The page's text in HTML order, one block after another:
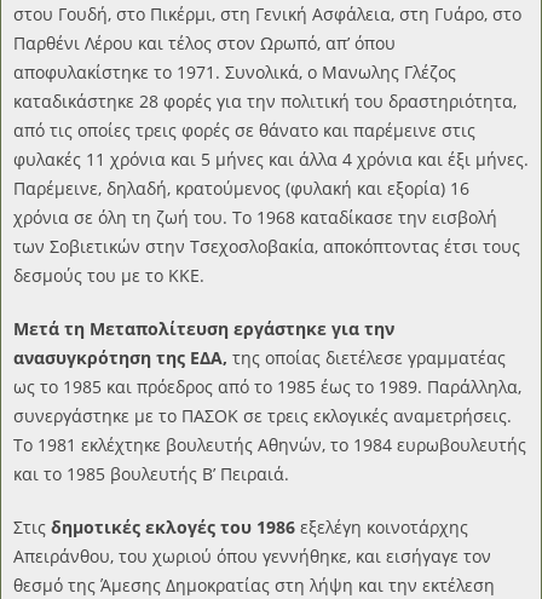
στου Γουδή, στο Πικέρμι, στη Γενική Ασφάλεια, στη Γυάρο, στο
Παρθένι Λέρου και τέλος στον Ωρωπό, απ’ όπου
αποφυλακίστηκε το 1971. Συνολικά, ο Μανωλης Γλέζος
καταδικάστηκε 28 φορές για την πολιτική του δραστηριότητα,
από τις οποίες τρεις φορές σε θάνατο και παρέμεινε στις
φυλακές 11 χρόνια και 5 μήνες και άλλα 4 χρόνια και έξι μήνες.
Παρέμεινε, δηλαδή, κρατούμενος (φυλακή και εξορία) 16
χρόνια σε όλη τη ζωή του. Το 1968 καταδίκασε την εισβολή
των Σοβιετικών στην Τσεχοσλοβακία, αποκόπτοντας έτσι τους
δεσμούς του με το ΚΚΕ.
Μετά τη Μεταπολίτευση εργάστηκε για την
ανασυγκρότηση της ΕΔΑ, της οποίας διετέλεσε γραμματέας
ως το 1985 και πρόεδρος από το 1985 έως το 1989. Παράλληλα,
συνεργάστηκε με το ΠΑΣΟΚ σε τρεις εκλογικές αναμετρήσεις.
Το 1981 εκλέχτηκε βουλευτής Αθηνών, το 1984 ευρωβουλευτής
και το 1985 βουλευτής Β’ Πειραιά.
Στις δημοτικές εκλογές του 1986 εξελέγη κοινοτάρχης
Απειράνθου, του χωριού όπου γεννήθηκε, και εισήγαγε τον
θεσμό της Άμεσης Δημοκρατίας στη λήψη και την εκτέλεση